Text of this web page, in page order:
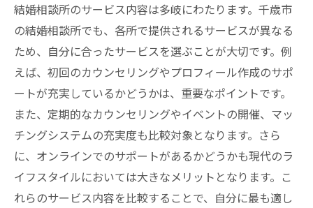
結婚相談所の選び方が成功に与える影響
千歳市で結婚相談所を利用するメリットとデメ
リット
結婚相談所のメリット：専門家によるサポ
ート
結婚相談所のデメリット：費用と時間の面
から
他の出会いの場との比較
結婚相談所を利用する際の注意点
結婚相談所のサービス内容は多岐にわたります。千歳市
の結婚相談所でも、各所で提供されるサービスが異なる
ため、自分に合ったサービスを選ぶことが大切です。例
えば、初回のカウンセリングやプロフィール作成のサポ
ートが充実しているかどうかは、重要なポイントです。
また、定期的なカウンセリングやイベントの開催、マッ
チングシステムの充実度も比較対象となります。さら
に、オンラインでのサポートがあるかどうかも現代のラ
イフスタイルにおいては大きなメリットとなります。こ
れらのサービス内容を比較することで、自分に最も適し